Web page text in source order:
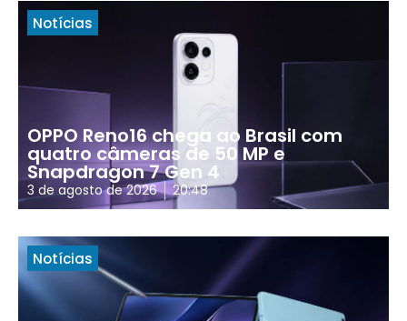
Notícias
OPPO Reno16 chega ao Brasil com
quatro câmeras de 50 MP e
Snapdragon 7 Gen 4
3 de agosto de 2026 20:48
Notícias